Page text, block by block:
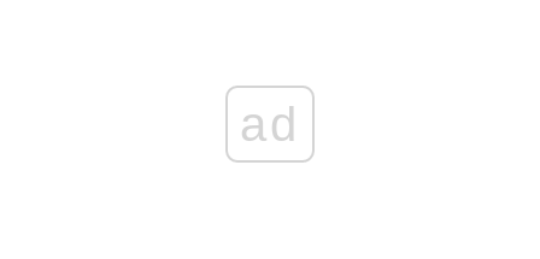
ad